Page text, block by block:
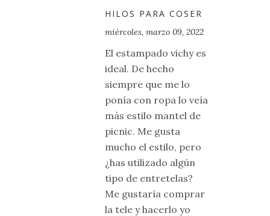
HILOS PARA COSER
miércoles, marzo 09, 2022
El estampado vichy es
ideal. De hecho
siempre que me lo
ponía con ropa lo veía
más estilo mantel de
picnic. Me gusta
mucho el estilo, pero
¿has utilizado algún
tipo de entretelas?
Me gustaría comprar
la tele y hacerlo yo